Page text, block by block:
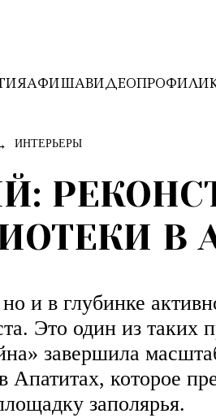
АФИШАВИДЕОПРОФИЛИ
ИНТЕРЬЕРЫ
В
и в глубинке
Это один из таких
завершила
которое
заполярья.